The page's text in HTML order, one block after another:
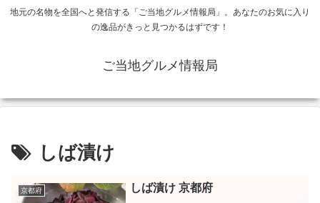
地元の名物を全国へと発信する「ご当地グルメ情報局」。あなたのお気に入り
の逸品がきっと見つかるはずです！
ご当地グルメ情報局
しば漬け
京都府 しば漬け 京都府